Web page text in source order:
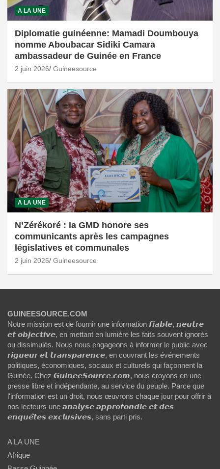
A LA UNE
Diplomatie guinéenne: Mamadi Doumbouya
nomme Aboubacar Sidiki Camara
ambassadeur de Guinée en France
2 juin 2026 Guineesource
A LA UNE
N’Zérékoré : la GMD honore ses
communicants après les campagnes
législatives et communales
2 juin 2026 Guineesource
GUINEESOURCE.COM
Notre mission est de fournir une information 𝙛𝙞𝙖𝙗𝙡𝙚, 𝙣𝙚𝙪𝙩𝙧𝙚
𝙚𝙩 𝙤𝙗𝙟𝙚𝙘𝙩𝙞𝙫𝙚, en mettant en lumière les faits souvent ignorés
ou dissimulés. Nous nous engageons à informer le public avec
𝙧𝙞𝙜𝙪𝙚𝙪𝙧 𝙚𝙩 𝙩𝙧𝙖𝙣𝙨𝙥𝙖𝙧𝙚𝙣𝙘𝙚, en couvrant les événements
politiques, économiques, sociaux et culturels qui façonnent la
Guinée. Chez 𝙂𝙪𝙞𝙣𝙚𝙚𝙎𝙤𝙪𝙧𝙘𝙚.𝙘𝙤𝙢, nous croyons en une
presse libre et indépendante, au service du peuple. Parce que
l'information est un droit, nous œuvrons chaque jour pour offrir à
nos lecteurs une 𝙖𝙣𝙖𝙡𝙮𝙨𝙚 𝙖𝙥𝙥𝙧𝙤𝙛𝙤𝙣𝙙𝙞𝙚 𝙚𝙩 𝙙𝙚𝙨
𝙚𝙣𝙦𝙪𝙚̂𝙩𝙚𝙨 𝙚𝙭𝙘𝙡𝙪𝙨𝙞𝙫𝙚𝙨, sans parti pris.
A LA UNE
Afrique